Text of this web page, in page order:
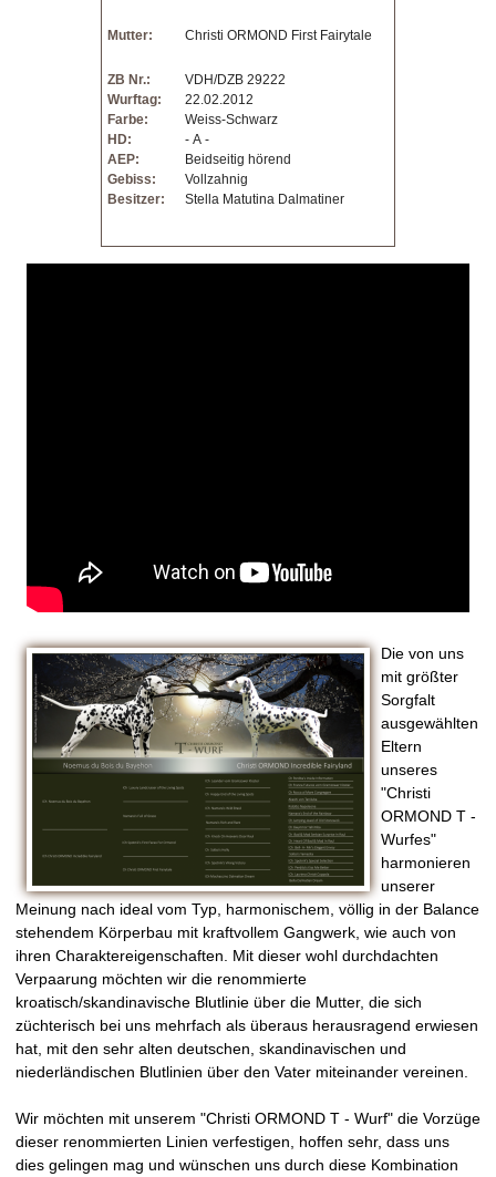
Mutter: Christi ORMOND First Fairytale
ZB Nr.:
VDH/DZB 29222
Wurftag:
22.02.2012
Farbe:
Weiss-Schwarz
HD:
- A -
AEP:
Beidseitig hörend
Gebiss:
Vollzahnig
Besitzer:
Stella Matutina Dalmatiner
Die von uns
mit größter
Sorgfalt
ausgewählten
Eltern
unseres
"Christi
ORMOND T -
Wurfes"
harmonieren
unserer
Meinung nach ideal vom Typ, harmonischem, völlig in der Balance
stehendem Körperbau mit kraftvollem Gangwerk, wie auch von
ihren Charaktereigenschaften. Mit dieser wohl durchdachten
Verpaarung möchten wir die renommierte
kroatisch/skandinavische Blutlinie über die Mutter, die sich
züchterisch bei uns mehrfach als überaus herausragend erwiesen
hat, mit den sehr alten deutschen, skandinavischen und
niederländischen Blutlinien über den Vater miteinander vereinen.
Wir möchten mit unserem "Christi ORMOND T - Wurf" die Vorzüge
dieser renommierten Linien verfestigen, hoffen sehr, dass uns
dies gelingen mag und wünschen uns durch diese Kombination